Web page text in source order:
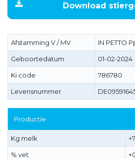
Download
Afstamming V / MV IN PETTO
Geboortedatum 01-02-2024
Ki code 786780
Levensnummer
Productie
Kg melk
% vet